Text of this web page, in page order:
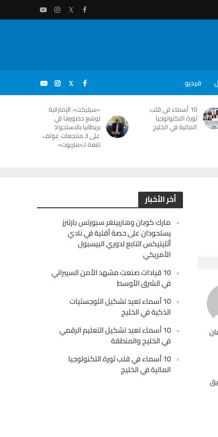
فيديو
10 أسماء في قلب
ثورة التكنولوجيا
المالية في الخليج
«سيليكت» الإماراتية
توسّع حضورها في
بريطانيا بالاستحواذ
على 3 منتجعات غولف
تابعة لـ«ماريوت»
أخر الأخبار
مارك كوبان وهاربينغر سبورتس بارتنرز
يستحوذان على حصة أقلية في نادي
أثليتيكس التابع لدوري البيسبول
الأمريكي
10 قيادات صنعت مشهد الأمن السيبراني
في الشرق الأوسط
10 أسماء تعيد تشكيل اللوجستيات
الذكية في الخليج
10 أسماء تعيد تشكيل التعليم الرقمي
في الخليج والمنطقة
10 أسماء في قلب ثورة التكنولوجيا
المالية في الخليج